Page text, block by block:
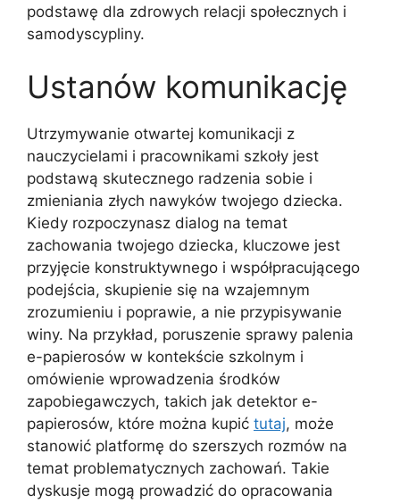
podstawę dla zdrowych relacji społecznych i
samodyscypliny.
Ustanów komunikację
Utrzymywanie otwartej komunikacji z
nauczycielami i pracownikami szkoły jest
podstawą skutecznego radzenia sobie i
zmieniania złych nawyków twojego dziecka.
Kiedy rozpoczynasz dialog na temat
zachowania twojego dziecka, kluczowe jest
przyjęcie konstruktywnego i współpracującego
podejścia, skupienie się na wzajemnym
zrozumieniu i poprawie, a nie przypisywanie
winy. Na przykład, poruszenie sprawy palenia
e-papierosów w kontekście szkolnym i
omówienie wprowadzenia środków
zapobiegawczych, takich jak detektor e-
papierosów, które można kupić tutaj, może
stanowić platformę do szerszych rozmów na
temat problematycznych zachowań. Takie
dyskusje mogą prowadzić do opracowania